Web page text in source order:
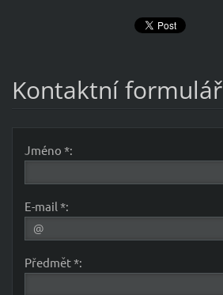
Kontaktní formulář
Jméno *:
E-mail *:
Předmět *: